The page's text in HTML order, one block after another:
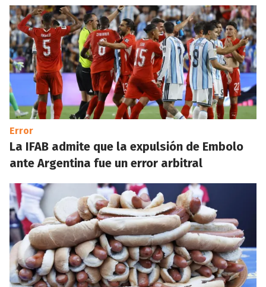
Error
La IFAB admite que la expulsión de Embolo
ante Argentina fue un error arbitral